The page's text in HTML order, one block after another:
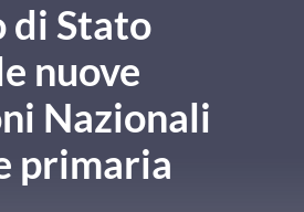
di Stato
nuove
Nazionali
primaria